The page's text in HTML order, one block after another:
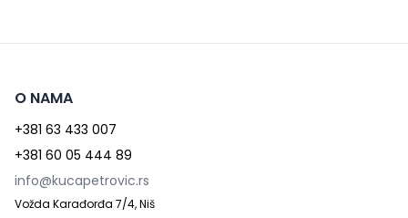
O NAMA
+381 63 433 007
+381 60 05 444 89
info@kucapetrovic.rs
Vožda Karađorđa 7/4, Niš